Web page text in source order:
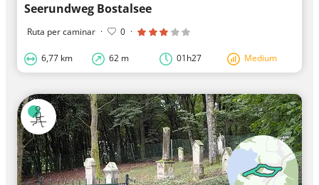
Seerundweg Bostalsee
Ruta per caminar · 0 ·
6,77 km 62 m 01h27 Medium